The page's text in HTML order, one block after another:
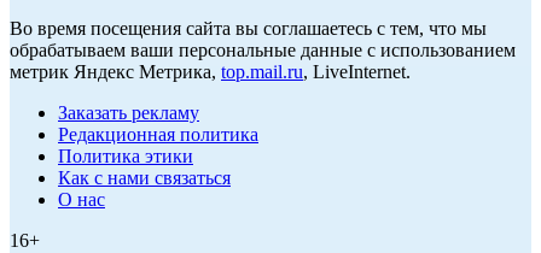
Во время посещения сайта вы соглашаетесь с тем, что мы
обрабатываем ваши персональные данные с использованием
метрик Яндекс Метрика, top.mail.ru, LiveInternet.
Заказать рекламу
Редакционная политика
Политика этики
Как с нами связаться
О нас
16+